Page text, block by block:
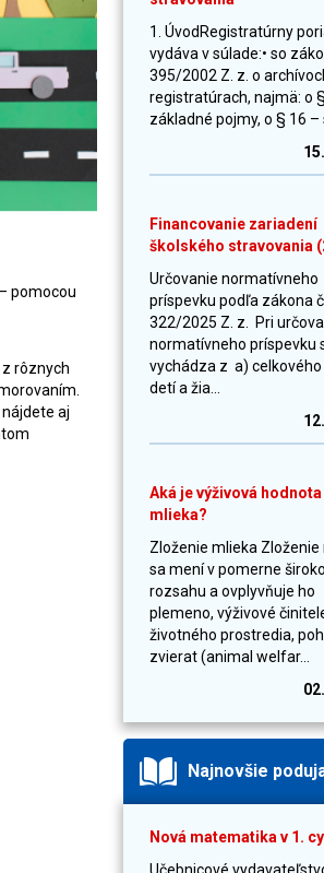
pomocou
rôznych
aj
1. ÚvodRegistratúrny
vydáva v súlade:• so
395/2002 Z. z. o
registratúrach, najmä: o
základné pojmy, o § 16 –
Financovanie zariadení
školského stravovania
Určovanie normatívneho
príspevku podľa zákona č.
322/2025 Z. z. Pri
normatívneho príspevku
vychádza z a)
detí a žia...
Aká je výživová hodnota
mlieka?
Zloženie mlieka Zloženie
sa mení v pomerne
rozsahu a ovplyvňuje ho
plemeno, výživové
životného prostredia,
zvierat (animal welfar...
Najnovšie
Nová matematika v 1.